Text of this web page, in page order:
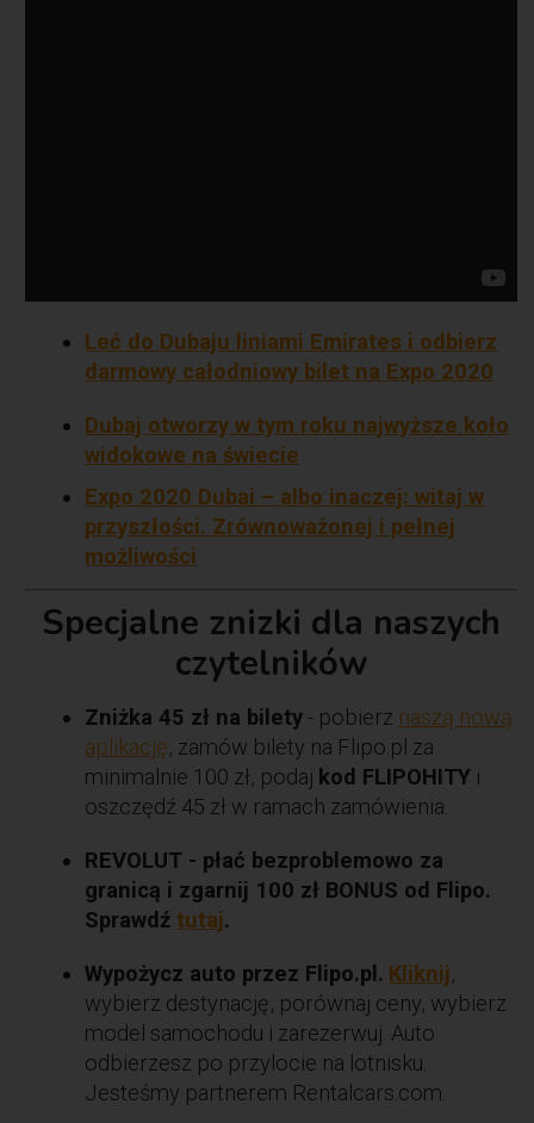
Leć do Dubaju liniami Emirates i odbierz
darmowy całodniowy bilet na Expo 2020
Dubaj otworzy w tym roku najwyższe koło
widokowe na świecie
Expo 2020 Dubai – albo inaczej: witaj w
przyszłości. Zrównoważonej i pełnej
możliwości
Specjalne znizki dla naszych
czytelników
Zniżka 45 zł na bilety - pobierz naszą nową
aplikację, zamów bilety na Flipo.pl za
minimalnie 100 zł, podaj kod FLIPOHITY i
oszczędź 45 zł w ramach zamówienia.
REVOLUT - płać bezproblemowo za
granicą i zgarnij 100 zł BONUS od Flipo.
Sprawdźtutaj.
Wypożycz auto przez Flipo.pl. Kliknij,
wybierz destynację, porównaj ceny, wybierz
model samochodu i zarezerwuj. Auto
odbierzesz po przylocie na lotnisku.
Jesteśmy partnerem Rentalcars.com.